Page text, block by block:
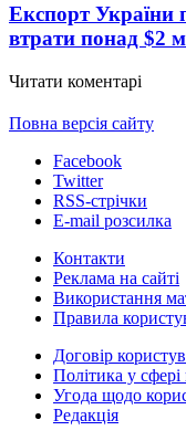
Експорт України
втрати понад $2
Читати коментарі
Повна версія сайту
Facebook
Twitter
RSS-стрічки
E-mail розсилка
Контакти
Реклама на сайті
Використання
Правила
Договір
Політика у
Угода щодо
Редакція